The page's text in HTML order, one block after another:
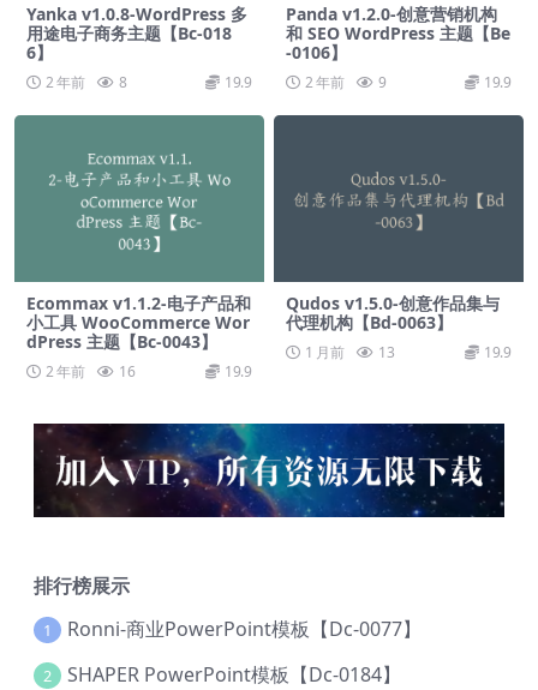
Yanka v1.0.8-WordPress 多
用途电子商务主题【Bc-018
6】
2 年前 8 19.9
Panda v1.2.0-创意营销机构
和 SEO WordPress 主题【Be
-0106】
2 年前 9 19.9
Ecommax v1.1.2-电子产品和
小工具 WooCommerce Wor
dPress 主题【Bc-0043】
2 年前 16 19.9
Qudos v1.5.0-创意作品集与
代理机构【Bd-0063】
1 月前 13 19.9
排行榜展示
1 Ronni-商业PowerPoint模板【Dc-0077】
2 SHAPER PowerPoint模板【Dc-0184】